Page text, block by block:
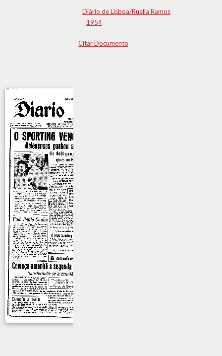
Diário de Lisboa/Ruella Ramos
1954
Citar Documento